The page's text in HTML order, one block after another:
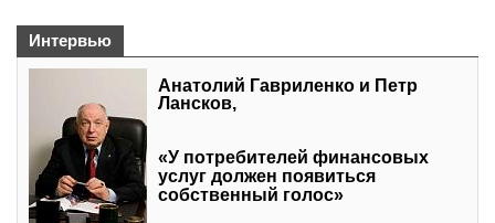
Интервью
Анатолий Гавриленко и Петр
Лансков,
«У потребителей финансовых
услуг должен появиться
собственный голос»